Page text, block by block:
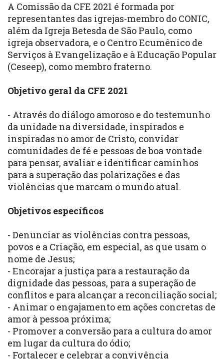
A Comissão da CFE 2021 é formada por
representantes das igrejas-membro do CONIC,
além da Igreja Betesda de São Paulo, como
igreja observadora, e o Centro Ecumênico de
Serviços à Evangelização e à Educação Popular
(Ceseep), como membro fraterno.
Objetivo geral da CFE 2021
- Através do diálogo amoroso e do testemunho
da unidade na diversidade, inspirados e
inspiradas no amor de Cristo, convidar
comunidades de fé e pessoas de boa vontade
para pensar, avaliar e identificar caminhos
para a superação das polarizações e das
violências que marcam o mundo atual.
Objetivos específicos
- Denunciar as violências contra pessoas,
povos e a Criação, em especial, as que usam o
nome de Jesus;
- Encorajar a justiça para a restauração da
dignidade das pessoas, para a superação de
conflitos e para alcançar a reconciliação social;
- Animar o engajamento em ações concretas de
amor à pessoa próxima;
- Promover a conversão para a cultura do amor
em lugar da cultura do ódio;
- Fortalecer e celebrar a convivência